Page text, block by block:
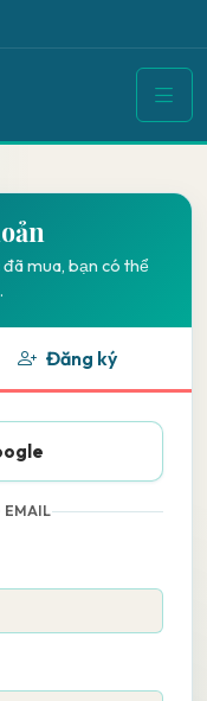
mua, bạn có thể
Đăng ký
EMAIL